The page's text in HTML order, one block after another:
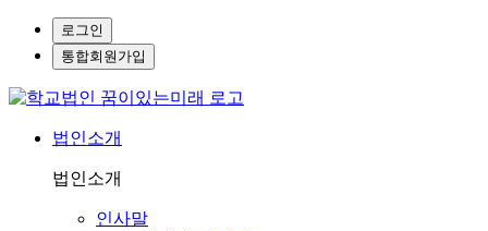
로그인
통합회원가입
법인소개
법인소개
인사말